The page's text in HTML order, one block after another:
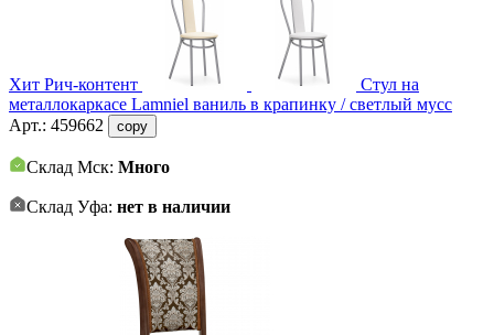
Хит Рич-контент
Стул на
металлокаркасе Lamniel ваниль в крапинку / светлый мусс
Арт.: 459662 copy
Склад Мск: Много
Склад Уфа: нет в наличии